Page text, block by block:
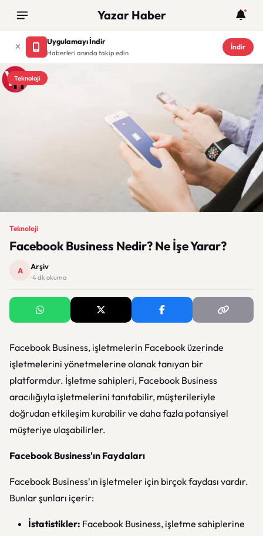
Yazar Haber
Uygulamayı İndir
Haberleri anında takip edin
İndir
Teknoloji
Teknoloji
Facebook Business Nedir? Ne İşe Yarar?
A Arşiv
· 4 dk okuma
Facebook Business, işletmelerin Facebook üzerinde
işletmelerini yönetmelerine olanak tanıyan bir
platformdur. İşletme sahipleri, Facebook Business
aracılığıyla işletmelerini tanıtabilir, müşterileriyle
doğrudan etkileşim kurabilir ve daha fazla potansiyel
müşteriye ulaşabilirler.
Facebook Business'ın Faydaları
Facebook Business'ın işletmeler için birçok faydası vardır.
Bunlar şunları içerir:
İstatistikler: Facebook Business, işletme sahiplerine